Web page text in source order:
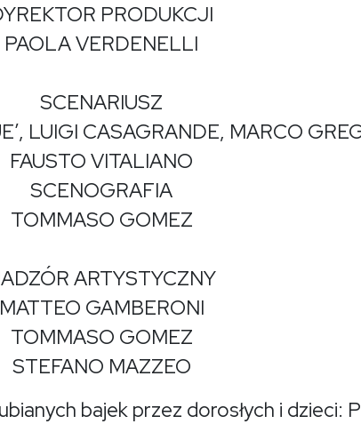
PRODUKCJI
PAOLA VERDENELLI
SCENARIUSZ
LUIGI CASAGRANDE, MARCO
FAUSTO VITALIANO
SCENOGRAFIA
TOMMASO GOMEZ
ARTYSTYCZNY
MATTEO GAMBERONI
TOMMASO GOMEZ
STEFANO MAZZEO
bajek przez dorosłych i dzieci: